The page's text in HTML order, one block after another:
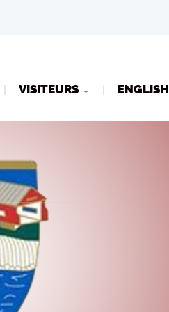
VISITEURS ENGLISH